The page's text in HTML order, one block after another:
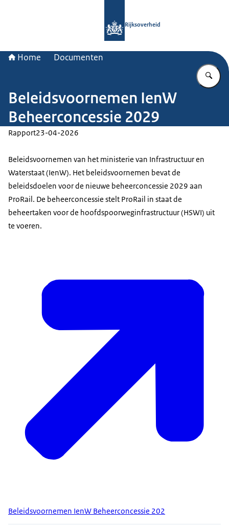
Rijksoverheid
Home Documenten
Beleidsvoornemen IenW
Beheerconcessie 2029
Rapport23-04-2026
Beleidsvoornemen van het ministerie van Infrastructuur en
Waterstaat (IenW). Het beleidsvoornemen bevat de
beleidsdoelen voor de nieuwe beheerconcessie 2029 aan
ProRail. De beheerconcessie stelt ProRail in staat de
beheertaken voor de hoofdspoorweginfrastructuur (HSWI) uit
te voeren.
Beleidsvoornemen IenW Beheerconcessie 202